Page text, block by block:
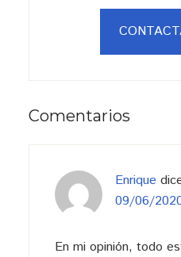
Interacciones
lectores
Comentarios
Enrique
09/06/
En mi opinión, todo